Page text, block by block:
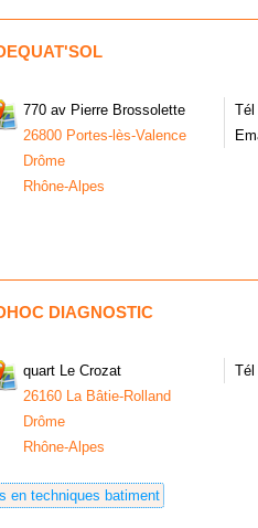
770 av Pierre Brossolette
26800 Portes-lès-Valence
Drôme
Rhône-Alpes
Tél
DIAGNOSTIC
quart Le Crozat
26160 La Bâtie-Rolland
Drôme
Rhône-Alpes
Tél
en techniques batiment